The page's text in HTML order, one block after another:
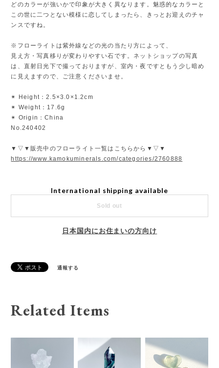
どのカラーが強いかで印象が大きく異なります。魅惑的なカラーと
この世に二つとない模様に恋してしまったら、きっとお迎えのチャ
ンスですね。
※フローライトは紫外線などの光の当たり方によって、
見え方・写真移りが変わりやすい石です。ネットショップの写真
は、直射日光下で撮っておりますが、室内・夜ですともう少し暗め
に見えますので、ご注意くださいませ。
✴︎ Height：2.5×3.0×1.2cm
✴︎ Weight：17.6g
✴︎ Origin：China
No.240402
▼▽▼販売中のフローライト一覧はこちらから▼▽▼
https://www.kamokuminerals.com/categories/2760888
International shipping available
Sold out
日本国内にお住まいの方向け
通報する
Related Items